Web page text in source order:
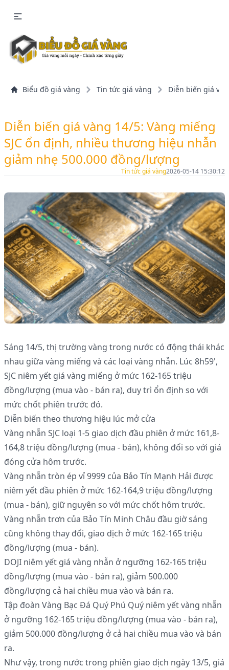
Biểu đồ giá vàng Tin tức giá vàng Diễn biến giá
Diễn biến giá vàng 14/5: Vàng miếng
SJC ổn định, nhiều thương hiệu nhẫn
giảm nhẹ 500.000 đồng/lượng
Tin tức giá vàng2026-05-14 15:30:12
Sáng 14/5, thị trường vàng trong nước có động thái khác
nhau giữa vàng miếng và các loại vàng nhẫn. Lúc 8h59',
SJC niêm yết giá vàng miếng ở mức 162-165 triệu
đồng/lượng (mua vào - bán ra), duy trì ổn định so với
mức chốt phiên trước đó.
Diễn biến theo thương hiệu lúc mở cửa
Vàng nhẫn SJC loại 1-5 giao dịch đầu phiên ở mức 161,8-
164,8 triệu đồng/lượng (mua - bán), không đổi so với giá
đóng cửa hôm trước.
Vàng nhẫn tròn ép vỉ 9999 của Bảo Tín Mạnh Hải được
niêm yết đầu phiên ở mức 162-164,9 triệu đồng/lượng
(mua - bán), giữ nguyên so với mức chốt hôm trước.
Vàng nhẫn trơn của Bảo Tín Minh Châu đầu giờ sáng
cũng không thay đổi, giao dịch ở mức 162-165 triệu
đồng/lượng (mua - bán).
DOJI niêm yết giá vàng nhẫn ở ngưỡng 162-165 triệu
đồng/lượng (mua vào - bán ra), giảm 500.000
đồng/lượng cả hai chiều mua vào và bán ra.
Tập đoàn Vàng Bạc Đá Quý Phú Quý niêm yết vàng nhẫn
ở ngưỡng 162-165 triệu đồng/lượng (mua vào - bán ra),
giảm 500.000 đồng/lượng ở cả hai chiều mua vào và bán
ra.
Như vậy, trong nước trong phiên giao dịch ngày 13/5, giá